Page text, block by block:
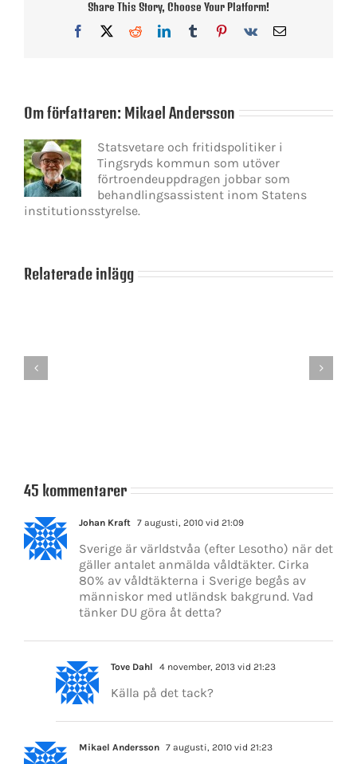
Share This Story, Choose Your Platform!
Facebook
X RedditLinkedInTumblrPinterest
Vk
E-
Om författaren: Mikael Andersson
Statsvetare och fritidspolitiker i
Tingsryds kommun som utöver
förtroendeuppdragen jobbar som
behandlingsassistent inom Statens
institutionsstyrelse.
Relaterade inlägg
45 kommentarer
Johan Kraft 7 augusti, 2010 vid 21:09
Sverige är världstvåa (efter Lesotho) när det
gäller antalet anmälda våldtäkter. Cirka
80% av våldtäkterna i Sverige begås av
människor med utländsk bakgrund. Vad
tänker DU göra åt detta?
Tove Dahl 4 november, 2013 vid 21:23
Källa på det tack?
Mikael Andersson 7 augusti, 2010 vid 21:23